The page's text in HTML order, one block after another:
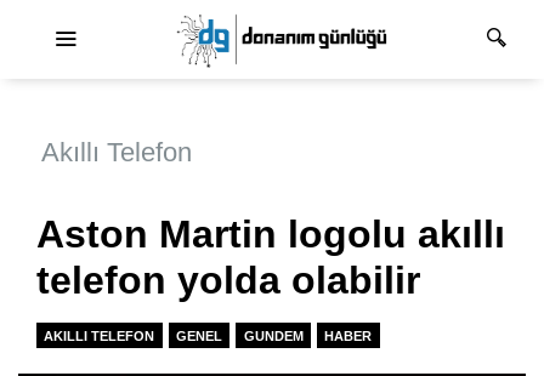
Akıllı Telefon
Aston Martin logolu akıllı
telefon yolda olabilir
AKILLI TELEFON GENEL GUNDEM HABER